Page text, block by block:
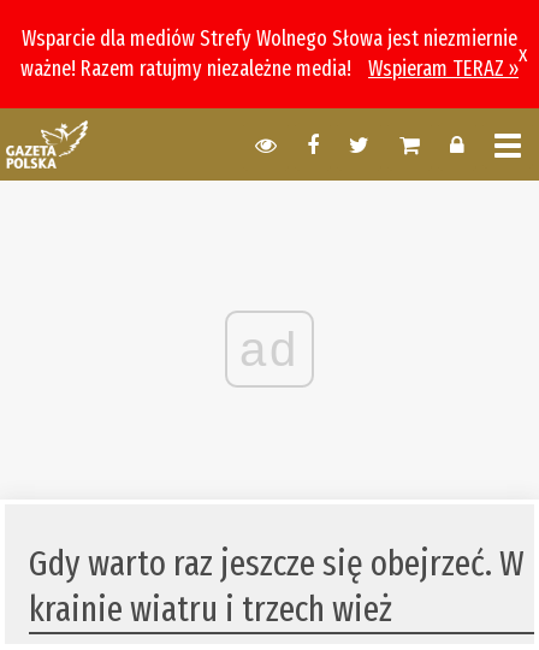
Wsparcie dla mediów Strefy Wolnego Słowa jest niezmiernie
ważne! Razem ratujmy niezależne media!
Wspieram TERAZ »
x
ad
Gdy warto raz jeszcze się obejrzeć. W
krainie wiatru i trzech wież